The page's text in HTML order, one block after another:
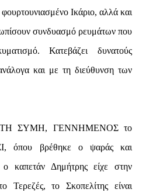
Ικάριο, αλλά και
συνδυασμό ρευμάτων που
Κατεβάζει δυνατούς
και με τη διεύθυνση των
ΣΥΜΗ, ΓΕΝΝΗΜΕΝΟΣ το
βρέθηκε ο ψαράς και
ο καπετάν Δημήτρης είχε στην
Τερεζές, το Σκοπελίτης είναι